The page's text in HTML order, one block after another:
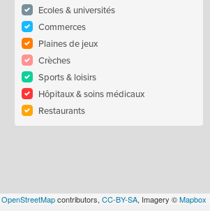
Ecoles & universités
Commerces
Plaines de jeux
Crèches
Sports & loisirs
Hôpitaux & soins médicaux
Restaurants
OpenStreetMapcontributors, CC-BY-SA, Imagery ©Mapbox